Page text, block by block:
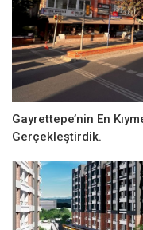
Gayrettepe’nin En
Gerçekleştirdik.